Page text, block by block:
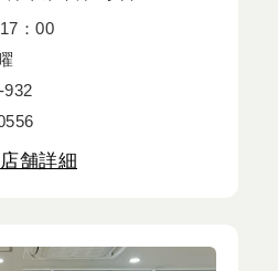
：00
932
店舗詳細